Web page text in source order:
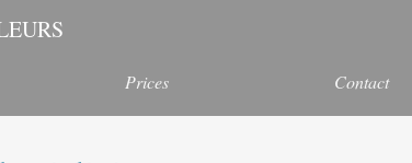
Prices Contact